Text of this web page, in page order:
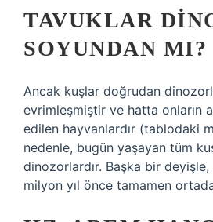
TAVUKLAR
SOYUNDAN MI?
Ancak kuşlar doğrudan
evrimleşmiştir ve hatta onların
edilen hayvanlardır (tablodaki
nedenle, bugün yaşayan tüm
dinozorlardır. Başka bir
milyon yıl önce tamamen